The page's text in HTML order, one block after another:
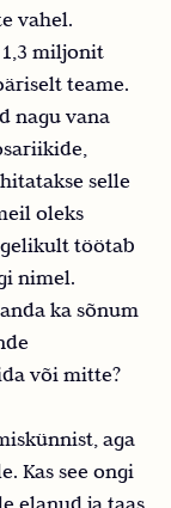
vahel.
miljonit
teame.
nagu vana
selle
oleks
töötab
nimel.
ka sõnum
või mitte?
aga
Kas see ongi
elanud ja taas